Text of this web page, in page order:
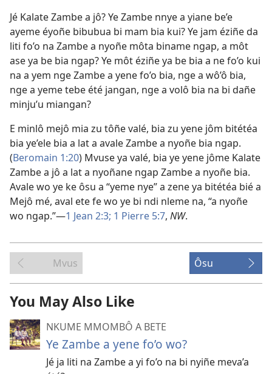
Jé Kalate Zambe a jô? Ye Zambe nnye a yiane be’e
ayeme éyoñe bibubua bi mam bia kui? Ye jam éziñe da
liti fo’o na Zambe a nyoñe môta biname ngap, a môt
ase ya be bia ngap? Ye môt éziñe ya be bia a ne fo’o kui
na a yem nge Zambe a yene fo’o bia, nge a wô’ô bia,
nge a yeme tebe été jangan, nge a volô bia na bi dañe
minju’u miangan?
E minlô mejô mia zu tôñe valé, bia zu yene jôm bitétéa
bia ye’ele bia a lat a avale Zambe a nyoñe bia ngap.
(Beromain 1:20) Mvuse ya valé, bia ye yene jôme Kalate
Zambe a jô a lat a nyoñane ngap Zambe a nyoñe bia.
Avale wo ye ke ôsu a “yeme nye” a zene ya bitétéa bié a
Mejô mé, aval ete fe wo ye bi ndi nleme na, “a nyoñe
wo ngap.”​—1 Jean 2:3; 1 Pierre 5:7, NW.
Mvus Ôsu
You May Also Like
NKUME MMOMBÔ A BETE
Ye Zambe a yene fo’o wo?
Jé ja liti na Zambe a yi fo’o na bi nyiñe meva’a